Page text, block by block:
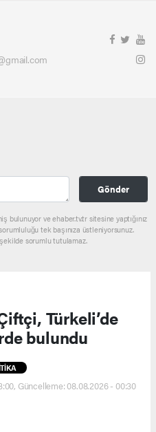
Gönder
bulunuyor ve ehaber.tv.tr sitesine yaptığınız
tek başınıza üstleniyorsunuz.
sorumlu tutulamaz.
Türkeli’de
bulundu
Güncelleme: 08.08.2026 - 00:30